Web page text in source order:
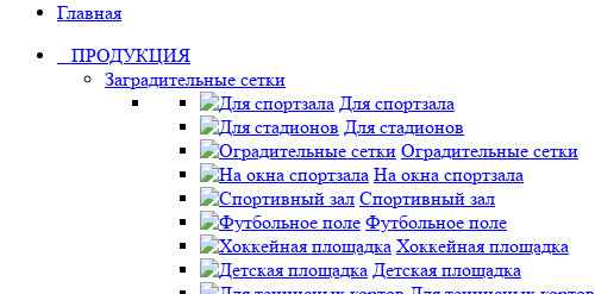
Главная
ПРОДУКЦИЯ
Заградительные сетки
Для спортзала
Для стадионов
Оградительные сетки
На окна спортзала
Спортивный зал
Футбольное поле
Хоккейная площадка
Детская площадка